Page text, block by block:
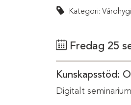
Kategori:
Fredag 25
Kunskapsstöd:
Digitalt